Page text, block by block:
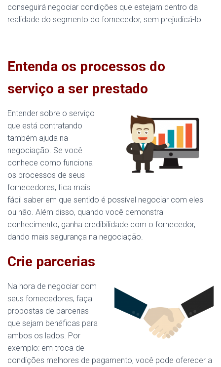
conseguirá negociar condições que estejam dentro da
realidade do segmento do fornecedor, sem prejudicá-lo.
Entenda os processos do
serviço a ser prestado
Entender sobre o serviço
que está contratando
também ajuda na
negociação. Se você
conhece como funciona
os processos de seus
fornecedores, fica mais
fácil saber em que sentido é possível negociar com eles
ou não. Além disso, quando você demonstra
conhecimento, ganha credibilidade com o fornecedor,
dando mais segurança na negociação.
Crie parcerias
Na hora de negociar com
seus fornecedores, faça
propostas de parcerias
que sejam benéficas para
ambos os lados. Por
exemplo: em troca de
condições melhores de pagamento, você pode oferecer a